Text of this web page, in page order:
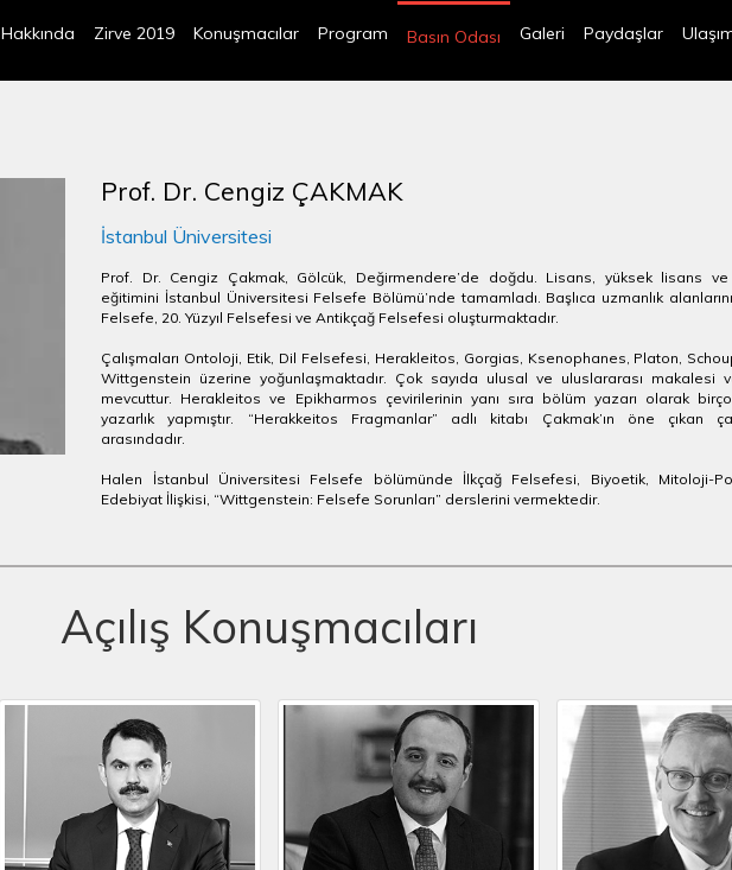
Hakkında Zirve 2019 Konuşmacılar Program Basın Odası Galeri Paydaşlar
Prof. Dr. Cengiz ÇAKMAK
İstanbul Üniversitesi
Prof. Dr. Cengiz Çakmak, Gölcük, Değirmendere’de doğdu. Lisans, yüksek lisans
eğitimini İstanbul Üniversitesi Felsefe Bölümü’nde tamamladı. Başlıca uzmanlık
Felsefe, 20. Yüzyıl Felsefesi ve Antikçağ Felsefesi oluşturmaktadır.
Çalışmaları Ontoloji, Etik, Dil Felsefesi, Herakleitos, Gorgias, Ksenophanes, Platon,
Wittgenstein üzerine yoğunlaşmaktadır. Çok sayıda ulusal ve uluslararası makalesi
mevcuttur. Herakleitos ve Epikharmos çevirilerinin yanı sıra bölüm yazarı olarak
yazarlık yapmıştır. “Herakkeitos Fragmanlar” adlı kitabı Çakmak’ın öne çıkan
arasındadır.
Halen İstanbul Üniversitesi Felsefe bölümünde İlkçağ Felsefesi, Biyoetik, Mitoloji-
Edebiyat İlişkisi, “Wittgenstein: Felsefe Sorunları” derslerini vermektedir.
Açılış Konuşmacıları